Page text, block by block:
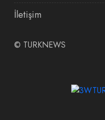
İletişim
© TURKNEWS